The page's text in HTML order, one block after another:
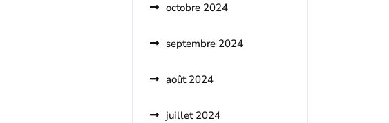
octobre 2024
septembre 2024
août 2024
juillet 2024